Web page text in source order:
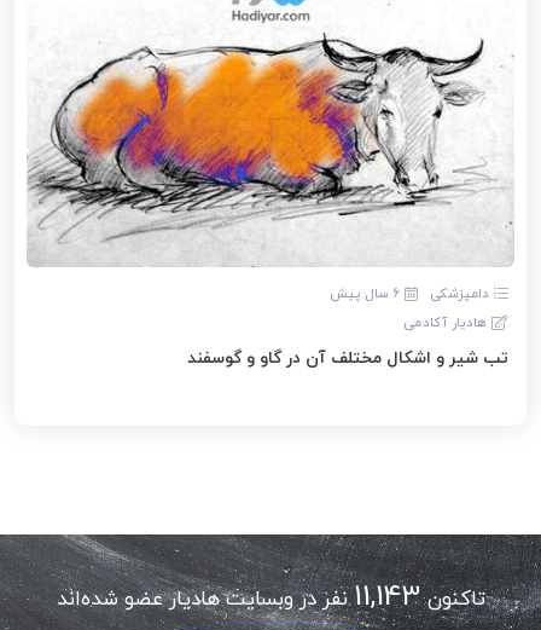
دامپزشکی
6 سال پیش
هادیار آکادمی
تب شیر و اشکال مختلف آن در گاو و گوسفند
تاکنون11,143نفر در وبسایت هادیار عضو شده‌اند